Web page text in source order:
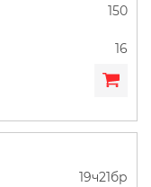
150
16
19ч21бр